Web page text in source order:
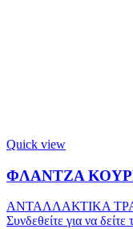
Quick view
ΦΛΑΝΤΖΑ
ΑΝΤΑΛΛΑΚΤΙΚΑ
Συνδεθείτε για να δείτε